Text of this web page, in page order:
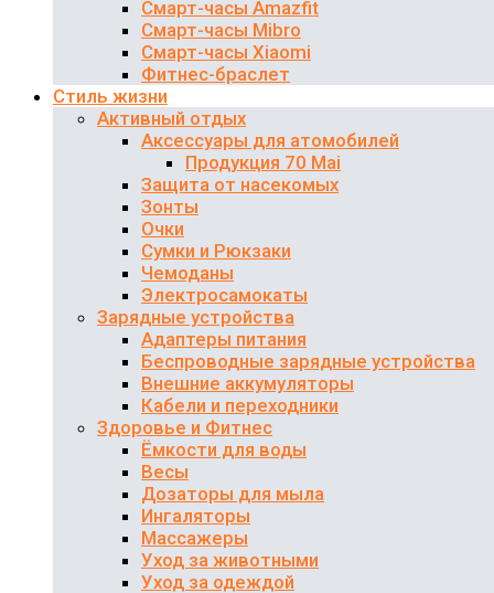
Смарт-часы Amazfit
Смарт-часы Mibro
Смарт-часы Xiaomi
Фитнес-браслет
Стиль жизни
Активный отдых
Аксессуары для атомобилей
Продукция 70 Mai
Защита от насекомых
Зонты
Очки
Сумки и Рюкзаки
Чемоданы
Электросамокаты
Зарядные устройства
Адаптеры питания
Беспроводные зарядные устройства
Внешние аккумуляторы
Кабели и переходники
Здоровье и Фитнес
Ёмкости для воды
Весы
Дозаторы для мыла
Ингаляторы
Массажеры
Уход за животными
Уход за одеждой